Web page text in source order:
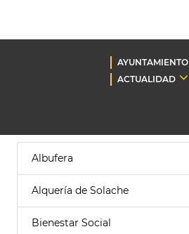
AYUNTAMIENTO
ACTUALIDAD
Albufera
Alquería de Solache
Bienestar Social